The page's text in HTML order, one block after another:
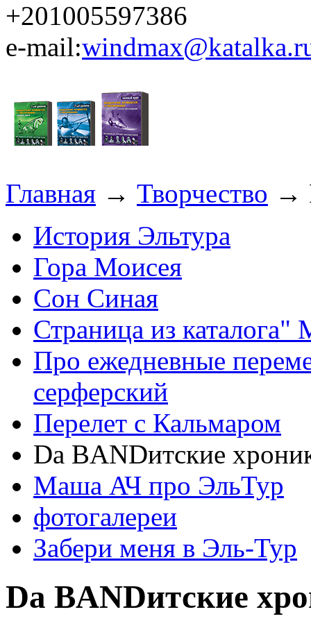
+201005597386
e-mail:
Главная → Творчество →
История Эльтура
Гора Моисея
Сон Синая
Страница из каталога"
Про ежедневные
серферский
Перелет с Кальмаром
Da BANDитские
Маша АЧ про ЭльТур
фотогалереи
Забери меня в Эль-Тур
Da BANDитские